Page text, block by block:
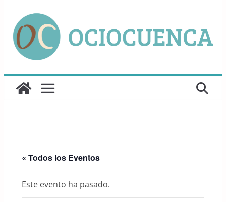
contenido
« Todos los Eventos
Este evento ha pasado.